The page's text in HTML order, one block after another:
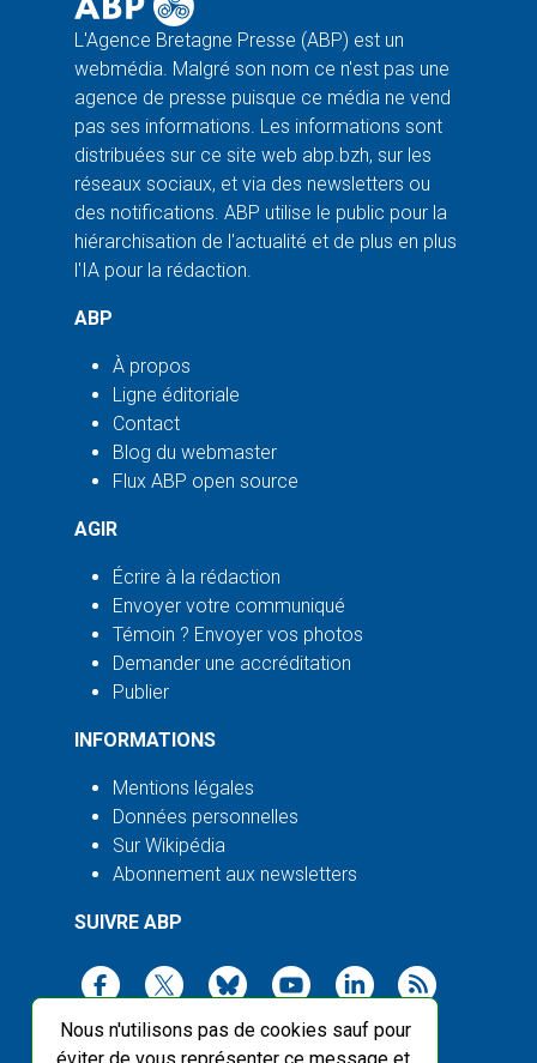
Nous n'utilisons pas de cookies sauf pour
L'Agence Bretagne Presse (ABP) est un
webmédia. Malgré son nom ce n'est pas une
agence de presse puisque ce média ne vend
pas ses informations. Les informations sont
distribuées sur ce site web abp.bzh, sur les
réseaux sociaux, et via des newsletters ou
des notifications. ABP utilise le public pour la
hiérarchisation de l'actualité et de plus en plus
l'IA pour la rédaction.
ABP
À propos
Ligne éditoriale
Contact
Blog du webmaster
Flux ABP open source
AGIR
Écrire à la rédaction
Envoyer votre communiqué
Témoin ? Envoyer vos photos
Demander une accréditation
Publier
INFORMATIONS
Mentions légales
Données personnelles
Sur Wikipédia
Abonnement aux newsletters
SUIVRE ABP